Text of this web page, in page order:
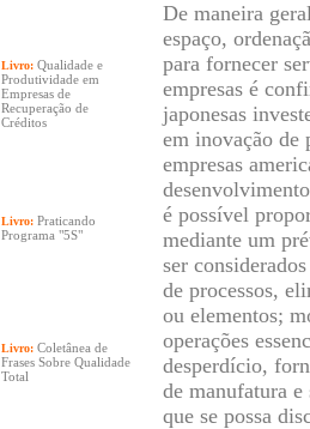
Livro: Qualidade e
Produtividade em
Empresas de
Recuperação de
Créditos
Livro: Praticando
Programa "5S"
Livro: Coletânea de
Frases Sobre Qualidade
Total
De maneira
espaço,
para fornecer
empresas é
japonesas
em inovação de
empresas
é possível
mediante um
ser
de processos,
ou elementos;
operações
desperdício,
de manufatura
que se possa